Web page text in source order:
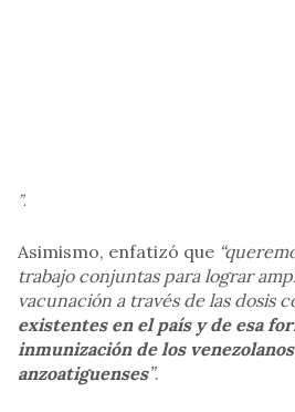
”.
Asimismo, enfatizó que
trabajo conjuntas para lograr
vacunación a través de las dosis
existentes en el país y de esa
inmunización de los
anzoatiguenses”.